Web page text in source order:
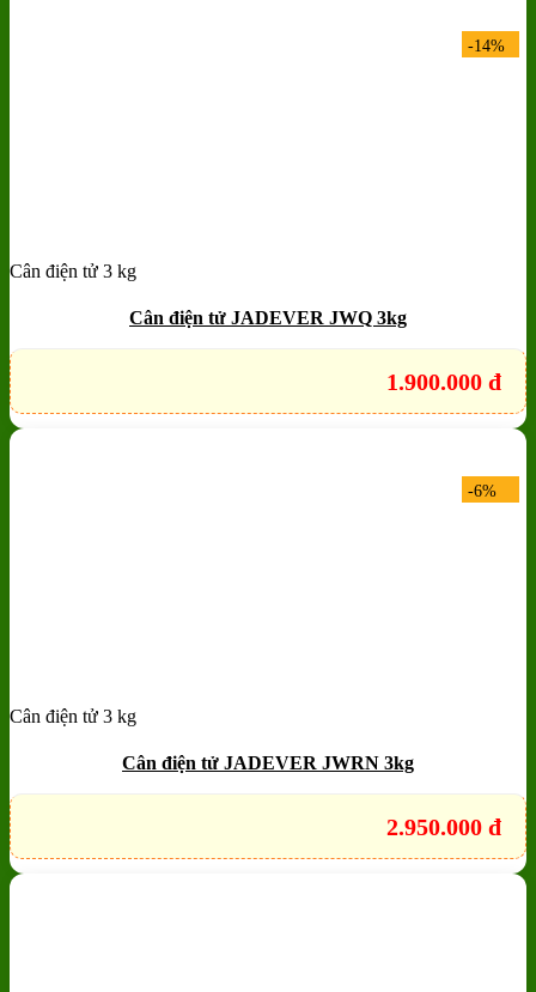
-14%
Add to wishlist
Cân điện tử 3 kg
Cân điện tử JADEVER JWQ 3kg
1.900.000 đ
-6%
Add to wishlist
Cân điện tử 3 kg
Cân điện tử JADEVER JWRN 3kg
2.950.000 đ